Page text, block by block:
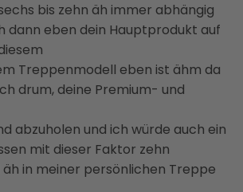
bis zehn äh immer abhängig
dann eben dein Hauptprodukt auf
Treppenmodell eben ist ähm da
drum, deine Premium- und
abzuholen und ich würde auch ein
mit dieser Faktor zehn
äh in meiner persönlichen Treppe